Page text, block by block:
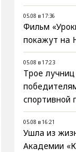
05.08 в 17:36
Фильм
покажут на
05.08 в 17:23
Трое
спортивной
05.08 в 16:21
Ушла из
Академии